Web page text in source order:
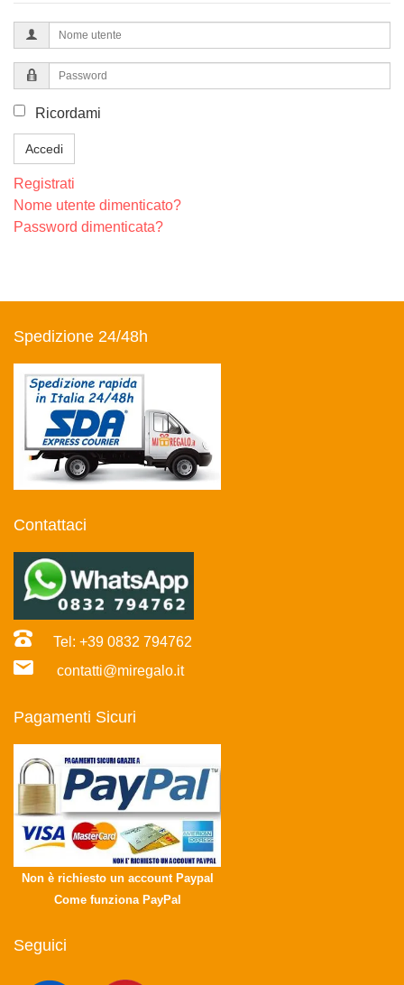
Nome
utente
Password
Ricordami
Accedi
Registrati
Nome utente dimenticato?
Password dimenticata?
Spedizione 24/48h
Contattaci
Tel: +39 0832 794762
contatti@miregalo.it
Pagamenti Sicuri
Non è richiesto un account Paypal
Come funziona PayPal
Seguici